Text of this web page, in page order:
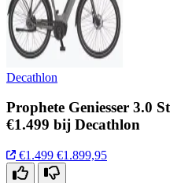
Decathlon
Prophete Geniesser 3.0
€1.499 bij Decathlon
€1.499 €1.899,95